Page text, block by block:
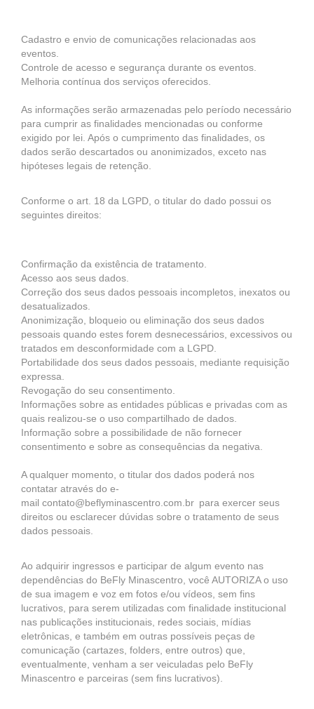
Cadastro e envio de comunicações relacionadas aos
eventos.
Controle de acesso e segurança durante os eventos.
Melhoria contínua dos serviços oferecidos.
As informações serão armazenadas pelo período necessário
para cumprir as finalidades mencionadas ou conforme
exigido por lei. Após o cumprimento das finalidades, os
dados serão descartados ou anonimizados, exceto nas
hipóteses legais de retenção.
Conforme o art. 18 da LGPD, o titular do dado possui os
seguintes direitos:
Confirmação da existência de tratamento.
Acesso aos seus dados.
Correção dos seus dados pessoais incompletos, inexatos ou
desatualizados.
Anonimização, bloqueio ou eliminação dos seus dados
pessoais quando estes forem desnecessários, excessivos ou
tratados em desconformidade com a LGPD.
Portabilidade dos seus dados pessoais, mediante requisição
expressa.
Revogação do seu consentimento.
Informações sobre as entidades públicas e privadas com as
quais realizou-se o uso compartilhado de dados.
Informação sobre a possibilidade de não fornecer
consentimento e sobre as consequências da negativa.
A qualquer momento, o titular dos dados poderá nos
contatar através do e-
mail contato@beflyminascentro.com.br para exercer seus
direitos ou esclarecer dúvidas sobre o tratamento de seus
dados pessoais.
Ao adquirir ingressos e participar de algum evento nas
dependências do BeFly Minascentro, você AUTORIZA o uso
de sua imagem e voz em fotos e/ou vídeos, sem fins
lucrativos, para serem utilizadas com finalidade institucional
nas publicações institucionais, redes sociais, mídias
eletrônicas, e também em outras possíveis peças de
comunicação (cartazes, folders, entre outros) que,
eventualmente, venham a ser veiculadas pelo BeFly
Minascentro e parceiras (sem fins lucrativos).